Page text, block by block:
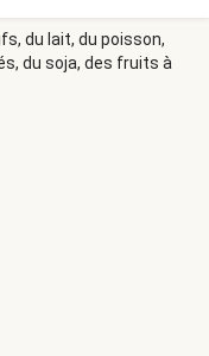
l’origine des
:
ingredients
du lait, du poisson,
du soja, des fruits à